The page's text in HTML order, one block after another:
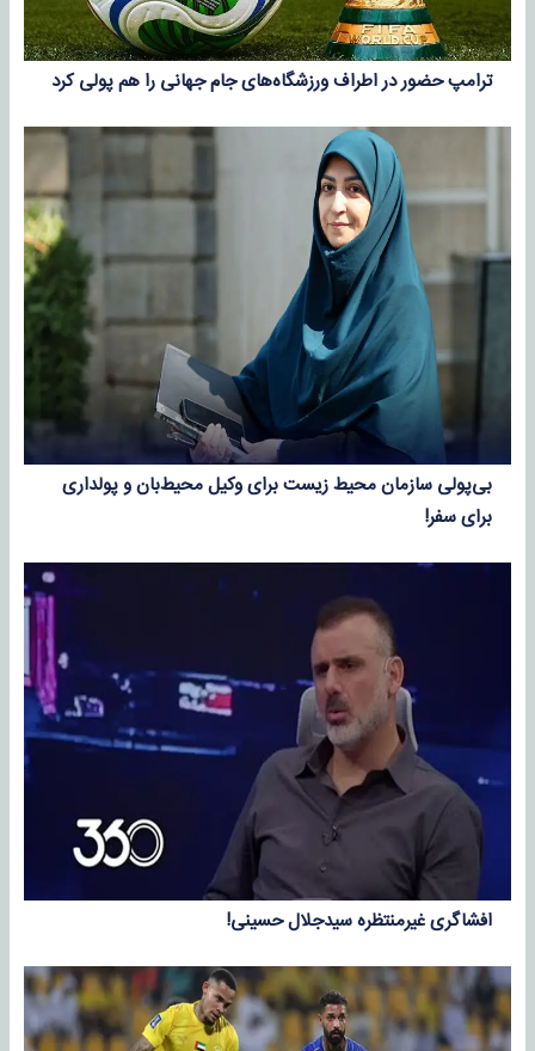
ترامپ حضور در اطراف ورزشگاه‌های جام جهانی را هم پولی کرد
بی‌پولی سازمان محیط زیست برای وکیل محیط‌بان و پولداری
برای سفر!
افشاگری غیرمنتظره سیدجلال حسینی!